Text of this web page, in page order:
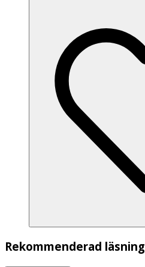
Rekommenderad läsning